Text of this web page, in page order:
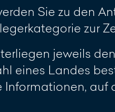
Sie zu den
zur
jeweils
eines Landes
auf